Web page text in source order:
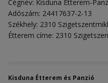
Cégnév: Kisduna Étterem-
Adószám: 24417637-2-13
Székhely: 2310
Étterem címe: 2310
Kisduna Étterem és Panzió